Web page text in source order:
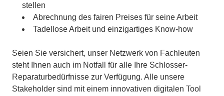
stellen
Abrechnung des fairen Preises für seine Arbeit
Tadellose Arbeit und einzigartiges Know-how
Seien Sie versichert, unser Netzwerk von Fachleuten
steht Ihnen auch im Notfall für alle Ihre Schlosser-
Reparaturbedürfnisse zur Verfügung. Alle unsere
Stakeholder sind mit einem innovativen digitalen Tool